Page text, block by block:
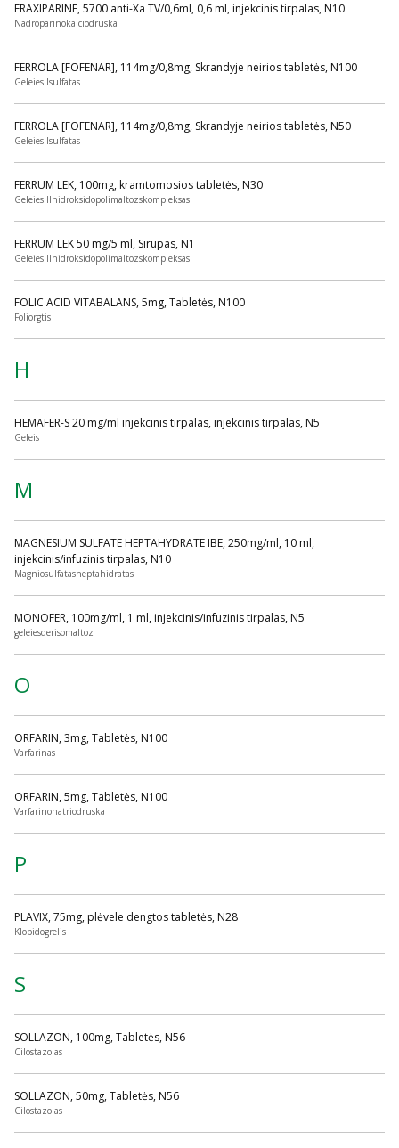
FRAXIPARINE, 5700 anti-Xa TV/0,6ml, 0,6 ml, injekcinis tirpalas, N10
Nadroparinokalciodruska
FERROLA [FOFENAR], 114mg/0,8mg, Skrandyje neirios tabletės, N100
GeleiesIIsulfatas
FERROLA [FOFENAR], 114mg/0,8mg, Skrandyje neirios tabletės, N50
GeleiesIIsulfatas
FERRUM LEK, 100mg, kramtomosios tabletės, N30
GeleiesIIIhidroksidopolimaltozskompleksas
FERRUM LEK 50 mg/5 ml, Sirupas, N1
GeleiesIIIhidroksidopolimaltozskompleksas
FOLIC ACID VITABALANS, 5mg, Tabletės, N100
Foliorgtis
H
HEMAFER-S 20 mg/ml injekcinis tirpalas, injekcinis tirpalas, N5
Geleis
M
MAGNESIUM SULFATE HEPTAHYDRATE IBE, 250mg/ml, 10 ml,
injekcinis/infuzinis tirpalas, N10
Magniosulfatasheptahidratas
MONOFER, 100mg/ml, 1 ml, injekcinis/infuzinis tirpalas, N5
geleiesderisomaltoz
O
ORFARIN, 3mg, Tabletės, N100
Varfarinas
ORFARIN, 5mg, Tabletės, N100
Varfarinonatriodruska
P
PLAVIX, 75mg, plėvele dengtos tabletės, N28
Klopidogrelis
S
SOLLAZON, 100mg, Tabletės, N56
Cilostazolas
SOLLAZON, 50mg, Tabletės, N56
Cilostazolas